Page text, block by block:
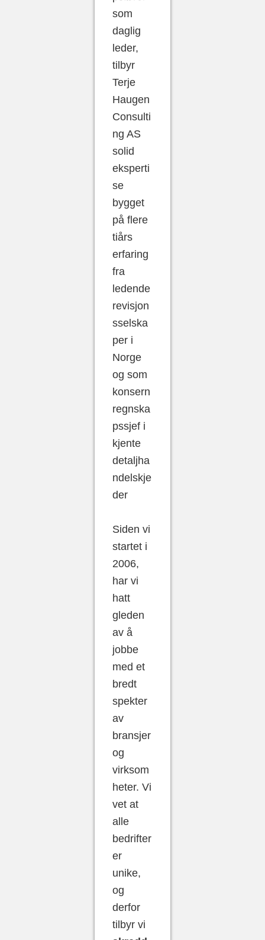
som
daglig
leder,
tilbyr
Terje
Haugen
Consulti
ng AS
solid
eksperti
se
bygget
på flere
tiårs
erfaring
fra
ledende
revisjon
sselska
per i
Norge
og som
konsern
regnska
pssjef i
kjente
detaljha
ndelskje
der
Siden vi
startet i
2006,
har vi
hatt
gleden
av å
jobbe
med et
bredt
spekter
av
bransjer
og
virksom
heter. Vi
vet at
alle
bedrifter
er
unike,
og
derfor
tilbyr vi